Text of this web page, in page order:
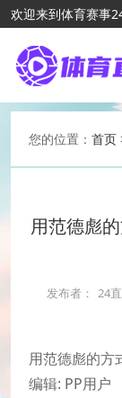
欢迎来到体育赛事
您的位置： 首页
用范德彪
发布者： 24
用范德彪的方
编辑: PP用户